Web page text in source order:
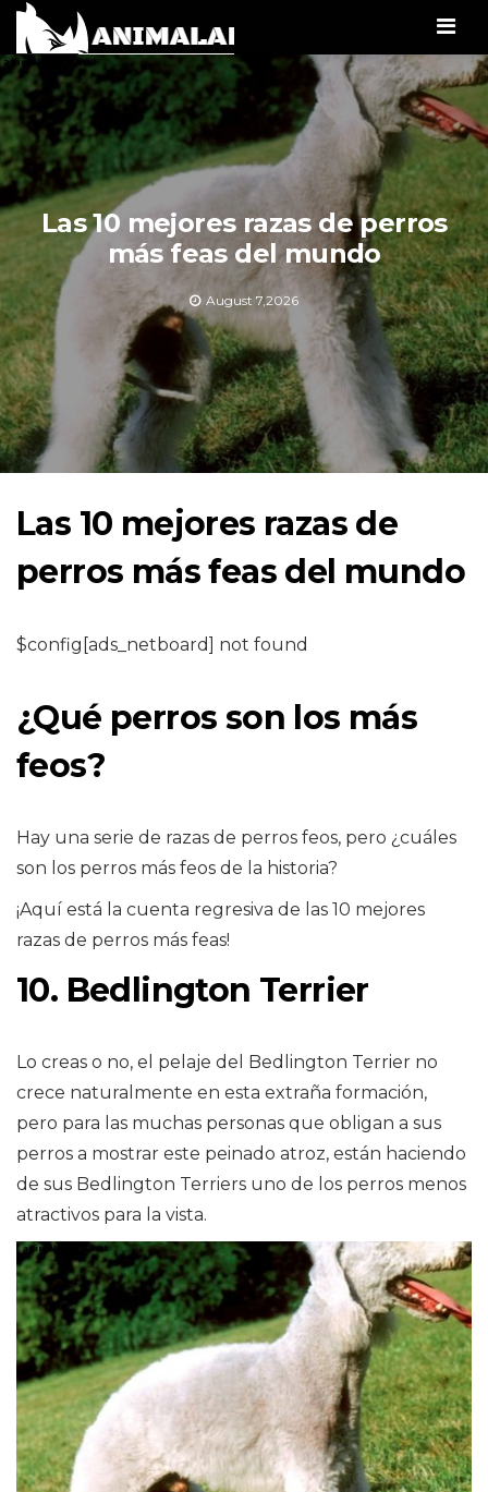
Las 10 mejores razas de perros
más feas del mundo
August 7,2026
Las 10 mejores razas de
perros más feas del mundo
$config[ads_netboard] not found
¿Qué perros son los más
feos?
Hay una serie de razas de perros feos, pero ¿cuáles
son los perros más feos de la historia?
¡Aquí está la cuenta regresiva de las 10 mejores
razas de perros más feas!
10. Bedlington Terrier
Lo creas o no, el pelaje del Bedlington Terrier no
crece naturalmente en esta extraña formación,
pero para las muchas personas que obligan a sus
perros a mostrar este peinado atroz, están haciendo
de sus Bedlington Terriers uno de los perros menos
atractivos para la vista.